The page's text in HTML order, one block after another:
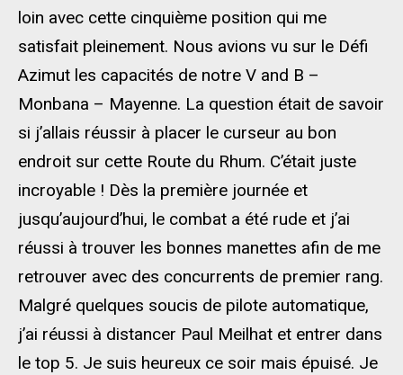
loin avec cette cinquième position qui me
satisfait pleinement. Nous avions vu sur le Défi
Azimut les capacités de notre V and B –
Monbana – Mayenne. La question était de savoir
si j’allais réussir à placer le curseur au bon
endroit sur cette Route du Rhum. C’était juste
incroyable ! Dès la première journée et
jusqu’aujourd’hui, le combat a été rude et j’ai
réussi à trouver les bonnes manettes afin de me
retrouver avec des concurrents de premier rang.
Malgré quelques soucis de pilote automatique,
j’ai réussi à distancer Paul Meilhat et entrer dans
le top 5. Je suis heureux ce soir mais épuisé. Je